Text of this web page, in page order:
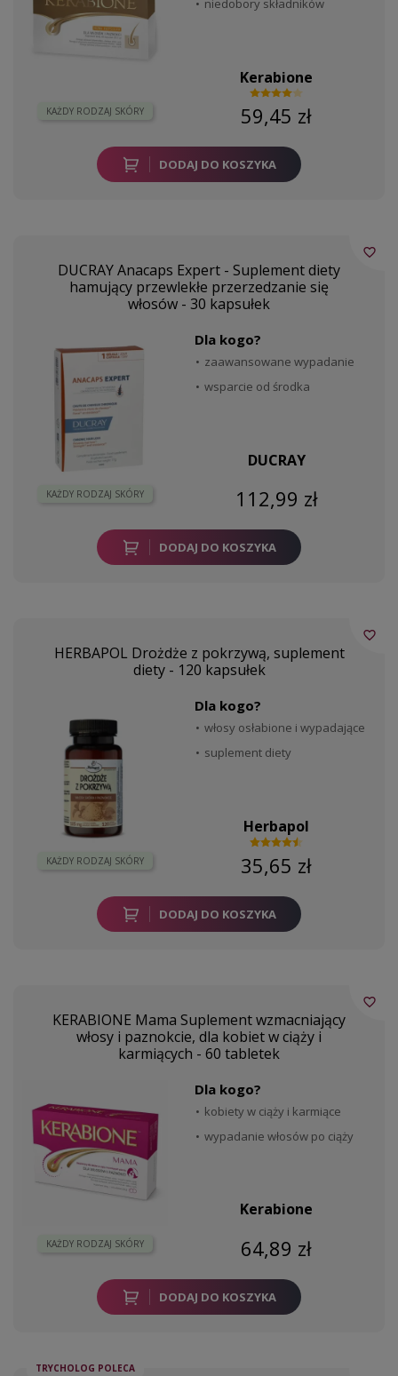
KAŻDY RODZAJ SKÓRY
niedobory składników
Kerabione
59,45 zł
DODAJ DO KOSZYKA
DUCRAY Anacaps Expert - Suplement diety
hamujący przewlekłe przerzedzanie się
włosów - 30 kapsułek
KAŻDY RODZAJ SKÓRY
Dla kogo?
zaawansowane wypadanie
wsparcie od środka
DUCRAY
112,99 zł
DODAJ DO KOSZYKA
favorite_border
HERBAPOL Drożdże z pokrzywą, suplement
diety - 120 kapsułek
KAŻDY RODZAJ SKÓRY
Dla kogo?
włosy osłabione i wypadające
suplement diety
Herbapol
35,65 zł
DODAJ DO KOSZYKA
favorite_border
KERABIONE Mama Suplement wzmacniający
włosy i paznokcie, dla kobiet w ciąży i
karmiących - 60 tabletek
KAŻDY RODZAJ SKÓRY
Dla kogo?
kobiety w ciąży i karmiące
wypadanie włosów po ciąży
Kerabione
64,89 zł
DODAJ DO KOSZYKA
favorite_border
TRYCHOLOG POLECA